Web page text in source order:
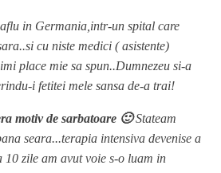
in Germania,intr-un spital care
cu niste medici ( asistente)
place mie sa spun..Dumnezeu si-a
i fetitei mele sansa de-a trai!
motiv de sarbatoare 🙂Stateam
seara...terapia intensiva devenise a
zile am avut voie s-o luam in